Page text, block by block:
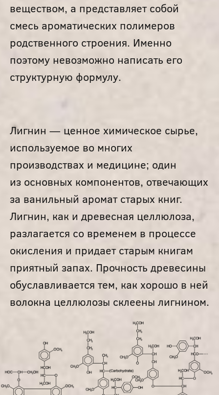
веществом, а представляет собой
смесь ароматических полимеров
родственного строения. Именно
поэтому невозможно написать его
структурную формулу.
Лигнин — ценное химическое сырье,
используемое во многих
производствах и медицине; один
из основных компонентов, отвечающих
за ванильный аромат старых книг.
Лигнин, как и древесная целлюлоза,
разлагается со временем в процессе
окисления и придает старым книгам
приятный запах. Прочность древесины
обуславливается тем, как хорошо в ней
волокна целлюлозы склеены лигнином.